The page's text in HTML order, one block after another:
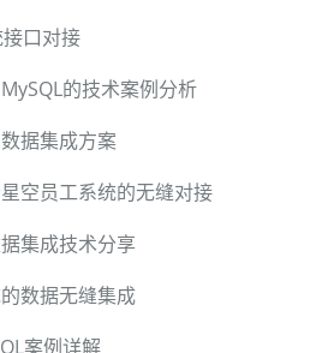
口对接
的技术案例分析
据集成方案
空员工系统的无缝对接
集成技术分享
数据无缝集成
案例详解